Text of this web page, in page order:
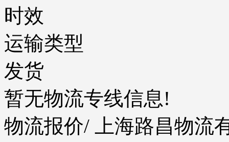
时效
运输类型
发货
暂无物流专线信息!
物流报价/ 上海路昌物流